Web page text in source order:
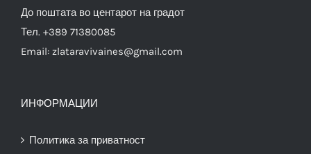
До поштата во центарот на градот
Тел. +389 71380085
Email: zlataravivaines@gmail.com
ИНФОРМАЦИИ
Политика за приватност